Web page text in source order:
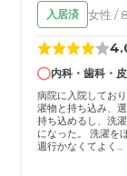
入居済 女性 /
内科・歯科・
病院に入院してお
濯物と持ち込み、
持ち込めるし、洗
になった。 洗濯を
週行かなくてよく...